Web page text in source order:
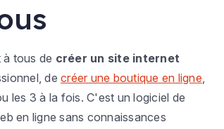
à tous de créer un site internet
decréer une boutique en ligne,
les 3 à la fois. C'est un logiciel de
en ligne sans connaissances